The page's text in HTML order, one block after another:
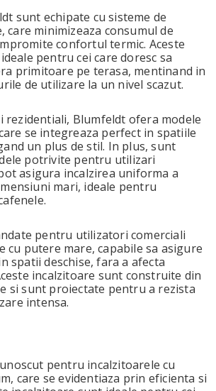
sunt echipate cu sisteme de
care minimizeaza consumul de
confortul termic. Aceste
pentru cei care doresc sa
primitoare pe terasa, mentinand in
de utilizare la un nivel scazut.
Blumfeldt ofera modele
se integreaza perfect in spatiile
un plus de stil. In plus, sunt
potrivite pentru utilizari
asigura incalzirea uniforma a
mari, ideale pentru
pentru utilizatori comerciali
cu putere mare, capabile sa asigure
spatii deschise, fara a afecta
incalzitoare sunt construite din
si sunt proiectate pentru a rezista
intensa.
pentru incalzitoarele cu
care se evidentiaza prin eficienta si